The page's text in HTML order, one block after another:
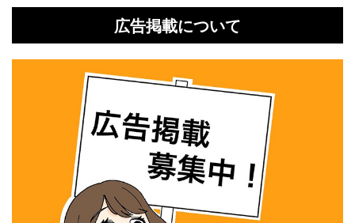
広告掲載について